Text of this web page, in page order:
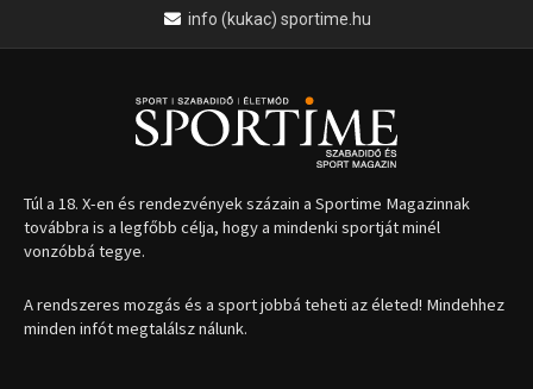
1035 Budapest, Miklós u. 7.
+36 30 471 1373